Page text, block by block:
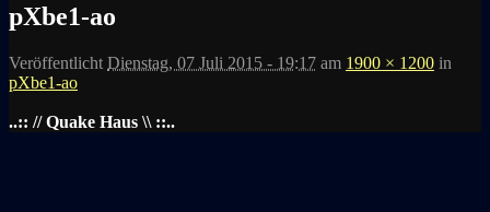
pXbe1-ao
Veröffentlicht Dienstag, 07 Juli 2015 - 19:17 am 1900 × 1200 in
pXbe1-ao
..:: // Quake Haus \\ ::..